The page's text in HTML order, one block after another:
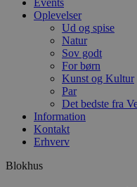
Events
Oplevelser
Ud og spise
Natur
Sov godt
For børn
Kunst og Kultur
Par
Det bedste fra
Information
Kontakt
Erhverv
Blokhus